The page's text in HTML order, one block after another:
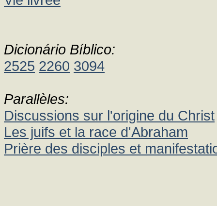
Dicionário Bíblico:
2525 2260 3094
Parallèles:
Discussions sur l'origine du Christ
Les juifs et la race d'Abraham
Prière des disciples et